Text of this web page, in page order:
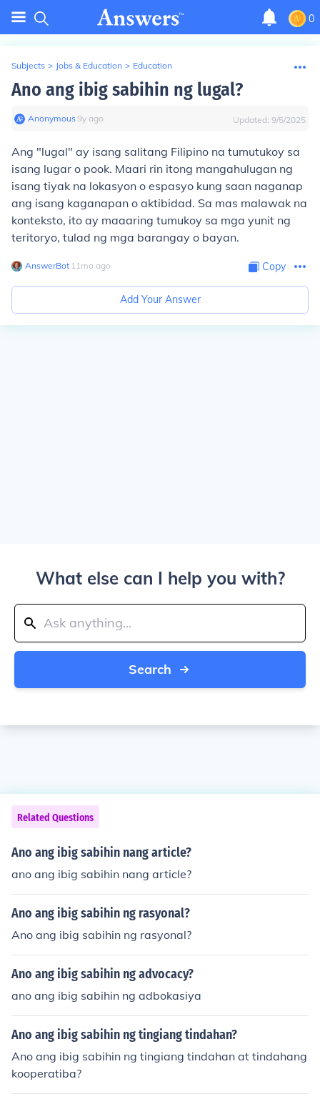
0
Subjects > Jobs & Education > Education
Ano ang ibig sabihin ng lugal?
Anonymous∙9y ago Updated: 9/5/2025
Ang "lugal" ay isang salitang Filipino na tumutukoy sa
isang lugar o pook. Maari rin itong mangahulugan ng
isang tiyak na lokasyon o espasyo kung saan naganap
ang isang kaganapan o aktibidad. Sa mas malawak na
konteksto, ito ay maaaring tumukoy sa mga yunit ng
teritoryo, tulad ng mga barangay o bayan.
AnswerBot∙ 11mo ago Copy
Add Your Answer
What else can I help you with?
Search
Related Questions
Ano ang ibig sabihin nang article?
ano ang ibig sabihin nang article?
Ano ang ibig sabihin ng rasyonal?
Ano ang ibig sabihin ng rasyonal?
Ano ang ibig sabihin ng advocacy?
ano ang ibig sabihin ng adbokasiya
Ano ang ibig sabihin ng tingiang tindahan?
Ano ang ibig sabihin ng tingiang tindahan at tindahang
kooperatiba?